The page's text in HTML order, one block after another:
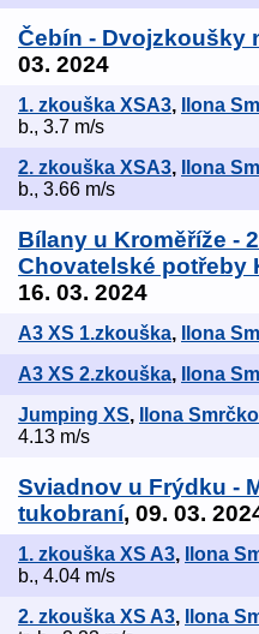
Čebín - Dvojzkoušky
03. 2024
1. zkouška XSA3, Ilona
b., 3.7 m/s
2. zkouška XSA3, Ilona
b., 3.66 m/s
Bílany u Kroměříže -
Chovatelské potřeby
16. 03. 2024
A3 XS 1.zkouška, Ilona
A3 XS 2.zkouška, Ilona
Jumping XS, Ilona
4.13 m/s
Sviadnov u Frýdku -
tukobraní, 09. 03.
1. zkouška XS A3, Ilona
b., 4.04 m/s
2. zkouška XS A3, Ilona